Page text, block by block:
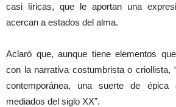
casi líricas, que le aportan una
acercan a estados del alma.
Aclaró que, aunque tiene elementos
con la narrativa costumbrista o criollista,
contemporánea, una suerte de
mediados del siglo XX”.